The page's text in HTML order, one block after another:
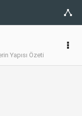
Yapısı Özeti